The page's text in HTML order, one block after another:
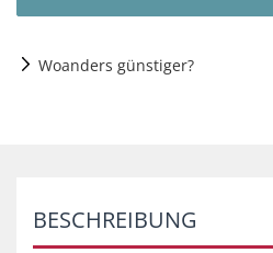
Woanders günstiger?
BESCHREIBUNG